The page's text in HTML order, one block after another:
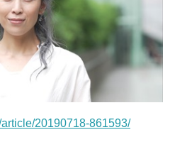
20190718-861593/